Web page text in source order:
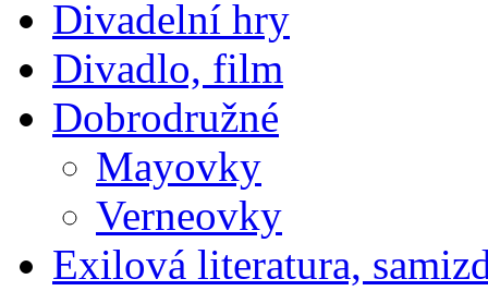
Divadelní hry
Divadlo, film
Dobrodružné
Mayovky
Verneovky
Exilová literatura,